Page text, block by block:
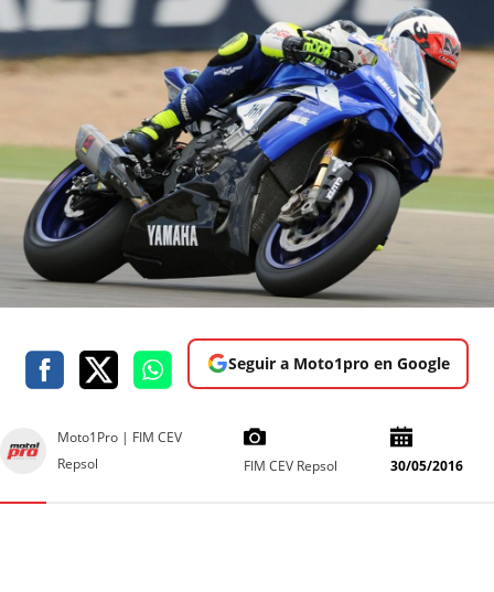
Seguir a Moto1pro en Google
Moto1Pro | FIM CEV
Repsol
FIM CEV Repsol 30/05/2016